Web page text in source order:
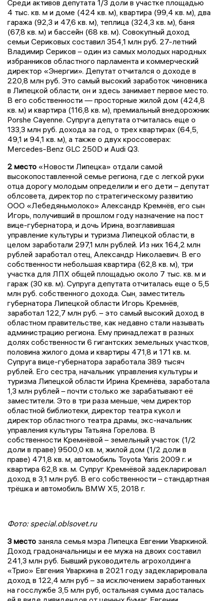
Среди активов депутата 1/3 доли в участке площадью
4 тыс. кв. м и доме (424 кв. м), квартира (99,4 кв. м), два
гаража (92,3 и 47,6 кв. м), теплица (324,3 кв. м), баня
(67,8 кв. м) и бассейн (68 кв. м). Совокупный доход
семьи Сериковых составил 354,1 млн руб. 27-летний
Владимир Сериков – один из самых молодых народных
избранников областного парламента и коммерческий
директор «Энергии». Депутат отчитался о доходе в
220,8 млн руб. Это самый высокий заработок чиновника
в Липецкой области, он и здесь занимает первое место.
В его собственности — просторные жилой дом (424,8
кв. м) и квартира (116,8 кв. м), премиальный внедорожник
Porshe Cayenne. Супруга депутата отчиталась еще о
133,3 млн руб. дохода за год, о трех квартирах (64,5,
49,1 и 94,1 кв. м), а также о двух кроссоверах:
Mercedes-Benz GLC 250D и Audi Q3.
2 место «Новости Липецка» отдали самой
высокопоставленной семье региона, где с легкой руки
отца дорогу молодым определили и его дети – депутат
облсовета, директор по стратегическому развитию
ООО «Лебедяньмолоко» Александр Кремнёв, его сын
Игорь, получивший в прошлом году назначение на пост
вице-губернатора, и дочь Ирина, возглавившая
управление культуры и туризма Липецкой области, в
целом заработали 297,1 млн рублей. Из них 164,2 млн
рублей заработал отец, Александр Николаевич. В его
собственности небольшая квартира (62,8 кв. м), три
участка для ЛПХ общей площадью около 7 тыс. кв. м и
гараж (30 кв. м). Супруга депутата отчиталась еще о 5,5
млн руб. собственного дохода. Сын, заместитель
губернатора Липецкой области Игорь Кремнёв,
заработал 122,7 млн руб. – это самый высокий доход в
областном правительстве, как недавно стали называть
администрацию региона. Ему принадлежат в разных
долях собственности 6 гигантских земельных участков,
половина жилого дома и квартиры 471,8 и 171 кв. м.
Супруга вице-губернатора заработала 389 тысяч
рублей. Его сестра, начальник управления культуры и
туризма Липецкой области Ирина Кремнёва, заработала
1,3 млн рублей – почти столько же зарабатывают её
заместители. Это в три раза меньше, чем директор
областной библиотеки, директор театра кукол и
директор областного театра драмы, экс-начальник
управления культуры Татьяна Горелова. В
собственности Кремнёвой – земельный участок (1/2
доли в праве) 9500,0 кв. м, жилой дом (1/2 доли в
праве) 471,8 кв. м, автомобиль Toyota Yaris 2009 г. и
квартира 62,8 кв. м. Супруг Кремнёвой задекларировал
доход в 3,1 млн руб. В его собственности – стандартная
трёшка и автомобиль BMW X5, 2018 г.
Фото: special.oblsovet.ru
3 место заняла семья мэра Липецка Евгении Уваркиной.
Доход градоначальницы и ее мужа на двоих составил
241,3 млн руб. Бывший руководитель агрохолдинга
«Трио» Евгения Уваркина в 2021 году задекларировала
доход в 122,4 млн руб – за исключением заработанных
на госслужбе 3,5 млн руб, остальная сумма досталась